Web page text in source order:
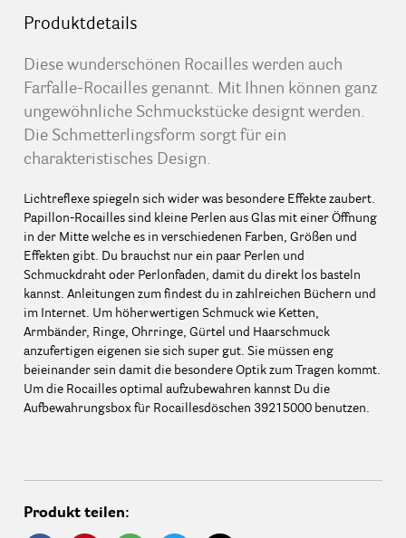
Produktdetails
Diese wunderschönen Rocailles werden auch
Farfalle-Rocailles genannt. Mit Ihnen können ganz
ungewöhnliche Schmuckstücke designt werden.
Die Schmetterlingsform sorgt für ein
charakteristisches Design.
Lichtreflexe spiegeln sich wider was besondere Effekte zaubert.
Papillon-Rocailles sind kleine Perlen aus Glas mit einer Öffnung
in der Mitte welche es in verschiedenen Farben, Größen und
Effekten gibt. Du brauchst nur ein paar Perlen und
Schmuckdraht oder Perlonfaden, damit du direkt los basteln
kannst. Anleitungen zum findest du in zahlreichen Büchern und
im Internet. Um höherwertigen Schmuck wie Ketten,
Armbänder, Ringe, Ohrringe, Gürtel und Haarschmuck
anzufertigen eigenen sie sich super gut. Sie müssen eng
beieinander sein damit die besondere Optik zum Tragen kommt.
Um die Rocailles optimal aufzubewahren kannst Du die
Aufbewahrungsbox für Rocaillesdöschen 39215000 benutzen.
Produkt teilen: